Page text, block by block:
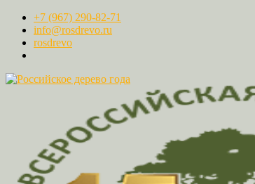
+7 (967) 290-82-71
info@rosdrevo.ru
rosdrevo